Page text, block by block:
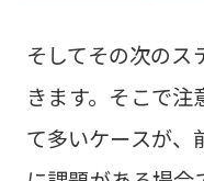
そしてその次のス
きます。そこで注
て多いケースが、